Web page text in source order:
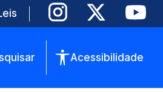
Acessibilidade